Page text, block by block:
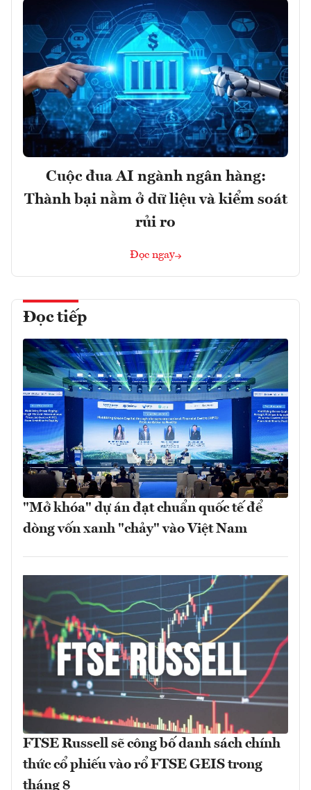
Cuộc đua AI ngành ngân hàng:
Thành bại nằm ở dữ liệu và kiểm soát
rủi ro
Đọc ngay
Đọc tiếp
"Mở khóa" dự án đạt chuẩn quốc tế để
dòng vốn xanh "chảy" vào Việt Nam
FTSE Russell sẽ công bố danh sách chính
thức cổ phiếu vào rổ FTSE GEIS trong
tháng 8